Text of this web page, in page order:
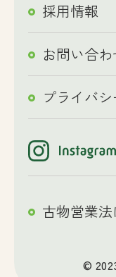
採用情報
お問い合わ
プライバ
古物営業
©